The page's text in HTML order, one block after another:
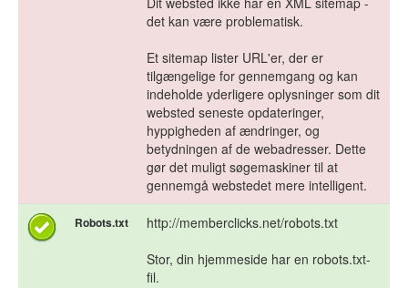
det kan være problematisk.
Et sitemap lister URL'er, der er
tilgængelige for gennemgang og kan
indeholde yderligere oplysninger som dit
websted seneste opdateringer,
hyppigheden af ændringer, og
betydningen af de webadresser. Dette
gør det muligt søgemaskiner til at
gennemgå webstedet mere intelligent.
Robots.txt
http://memberclicks.net/robots.txt
Stor, din hjemmeside har en robots.txt-
fil.